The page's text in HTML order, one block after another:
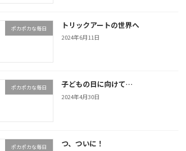
ポカポカな毎日 トリックアートの世界へ
2024年6月11日
ポカポカな毎日 子どもの日に向けて…
2024年4月30日
ポカポカな毎日 つ、ついに！